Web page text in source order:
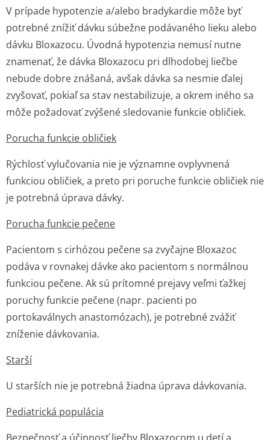
V prípade hypotenzie a/alebo bradykardie môže byť
potrebné znížiť dávku súbežne podávaného lieku alebo
dávku Bloxazocu. Úvodná hypotenzia nemusí nutne
znamenať, že dávka Bloxazocu pri dlhodobej liečbe
nebude dobre znášaná, avšak dávka sa nesmie ďalej
zvyšovať, pokiaľ sa stav nestabilizuje, a okrem iného sa
môže požadovať zvýšené sledovanie funkcie obličiek.
Porucha funkcie obličiek
Rýchlosť vylučovania nie je významne ovplyvnená
funkciou obličiek, a preto pri poruche funkcie obličiek nie
je potrebná úprava dávky.
Porucha funkcie pečene
Pacientom s cirhózou pečene sa zvyčajne Bloxazoc
podáva v rovnakej dávke ako pacientom s normálnou
funkciou pečene. Ak sú prítomné prejavy veľmi ťažkej
poruchy funkcie pečene (napr. pacienti po
portokaválnych anastomózach), je potrebné zvážiť
zníženie dávkovania.
Starší
U starších nie je potrebná žiadna úprava dávkovania.
Pediatrická populácia